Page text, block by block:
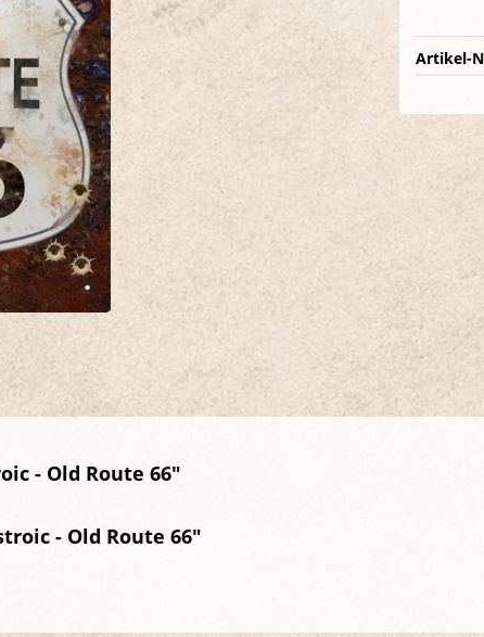
Artikel-
- Old Route 66"
- Old Route 66"